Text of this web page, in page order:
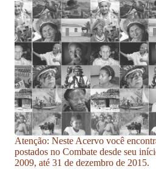
Atenção: Neste Acervo você
postados no Combate desde seu
2009, até 31 de dezembro de 2015.